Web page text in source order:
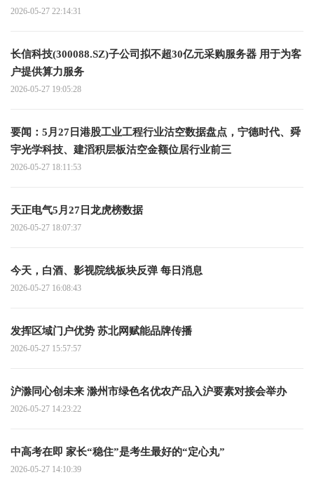
2026-05-27 22:14:31
长信科技(300088.SZ)子公司拟不超30亿元采购服务器 用于为客
户提供算力服务
2026-05-27 19:05:28
要闻：5月27日港股工业工程行业沽空数据盘点，宁德时代、舜
宇光学科技、建滔积层板沽空金额位居行业前三
2026-05-27 18:11:53
天正电气5月27日龙虎榜数据
2026-05-27 18:07:37
今天，白酒、影视院线板块反弹 每日消息
2026-05-27 16:08:43
发挥区域门户优势 苏北网赋能品牌传播
2026-05-27 15:57:57
沪滁同心创未来 滁州市绿色名优农产品入沪要素对接会举办
2026-05-27 14:23:22
中高考在即 家长“稳住”是考生最好的“定心丸”
2026-05-27 14:10:39